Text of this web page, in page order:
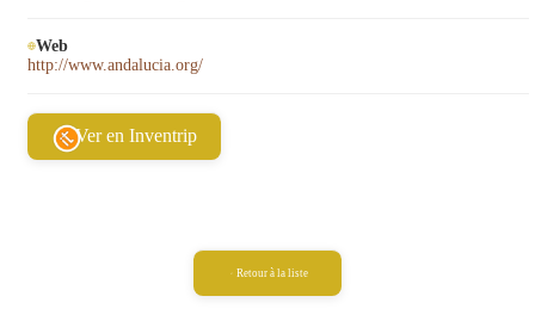
Web
http://www.andalucia.org/
Ver en Inventrip
Retour à la liste